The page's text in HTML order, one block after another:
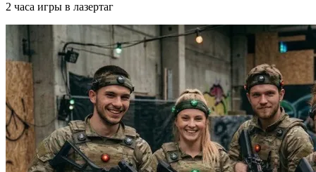
2 часа игры в лазертаг